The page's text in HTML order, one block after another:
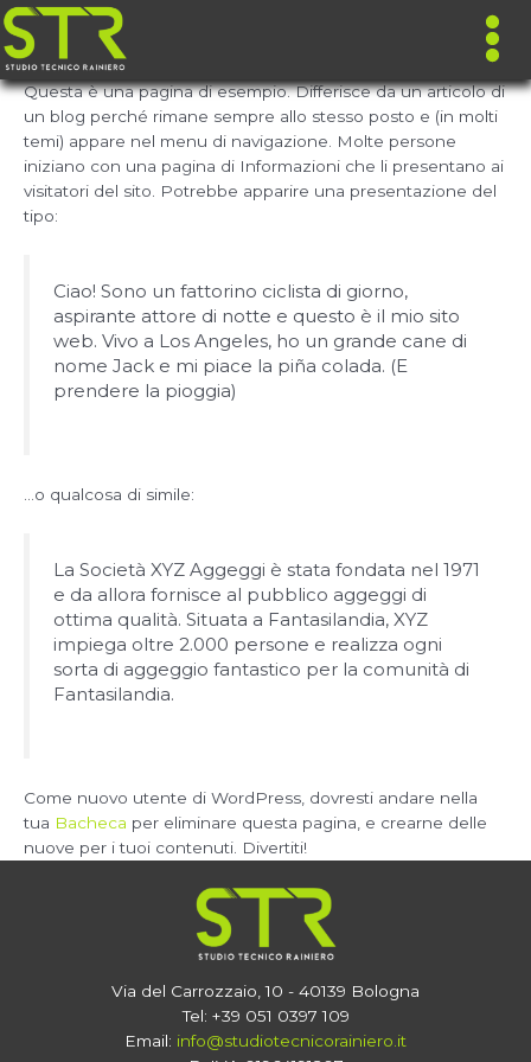
Questa è una pagina di esempio. Differisce da un articolo di
un blog perché rimane sempre allo stesso posto e (in molti
temi) appare nel menu di navigazione. Molte persone
iniziano con una pagina di Informazioni che li presentano ai
visitatori del sito. Potrebbe apparire una presentazione del
tipo:
Ciao! Sono un fattorino ciclista di giorno,
aspirante attore di notte e questo è il mio sito
web. Vivo a Los Angeles, ho un grande cane di
nome Jack e mi piace la piña colada. (E
prendere la pioggia)
…o qualcosa di simile:
La Società XYZ Aggeggi è stata fondata nel 1971
e da allora fornisce al pubblico aggeggi di
ottima qualità. Situata a Fantasilandia, XYZ
impiega oltre 2.000 persone e realizza ogni
sorta di aggeggio fantastico per la comunità di
Fantasilandia.
Come nuovo utente di WordPress, dovresti andare nella
tua Bacheca per eliminare questa pagina, e crearne delle
nuove per i tuoi contenuti. Divertiti!
Via del Carrozzaio, 10 - 40139 Bologna
Tel: +39 051 0397 109
Email: info@studiotecnicorainiero.it